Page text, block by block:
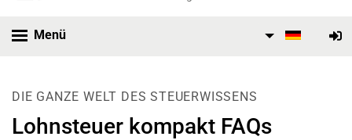
Menü
DIE GANZE WELT DES STEUERWISSENS
Lohnsteuer kompakt FAQs